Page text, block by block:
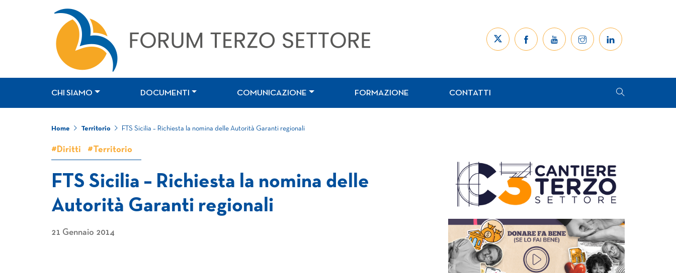
CHI SIAMO DOCUMENTI COMUNICAZIONE FORMAZIONE CONTATTI
Home Territorio FTS Sicilia – Richiesta la nomina delle Autorità Garanti regionali
#Diritti #Territorio
FTS Sicilia – Richiesta la nomina delle
Autorità Garanti regionali
21 Gennaio 2014